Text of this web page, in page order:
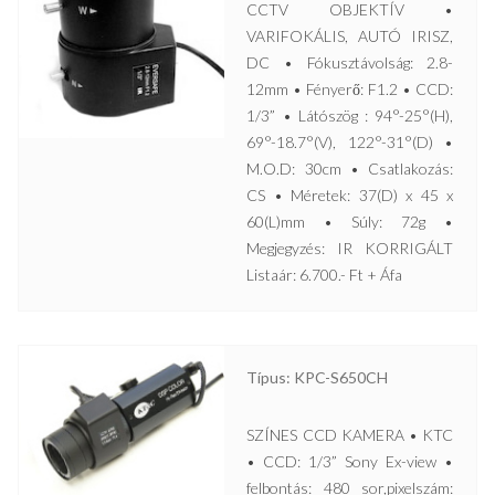
CCTV OBJEKTÍV •
VARIFOKÁLIS, AUTÓ IRISZ,
DC • Fókusztávolság: 2.8-
12mm • Fényerő: F1.2 • CCD:
1/3” • Látószög : 94°-25°(H),
69°-18.7°(V), 122°-31°(D) •
M.O.D: 30cm • Csatlakozás:
CS • Méretek: 37(D) x 45 x
60(L)mm • Súly: 72g •
Megjegyzés: IR KORRIGÁLT
Listaár: 6.700.- Ft + Áfa
Típus: KPC-S650CH
SZÍNES CCD KAMERA • KTC
• CCD: 1/3” Sony Ex-view •
felbontás: 480 sor,pixelszám: